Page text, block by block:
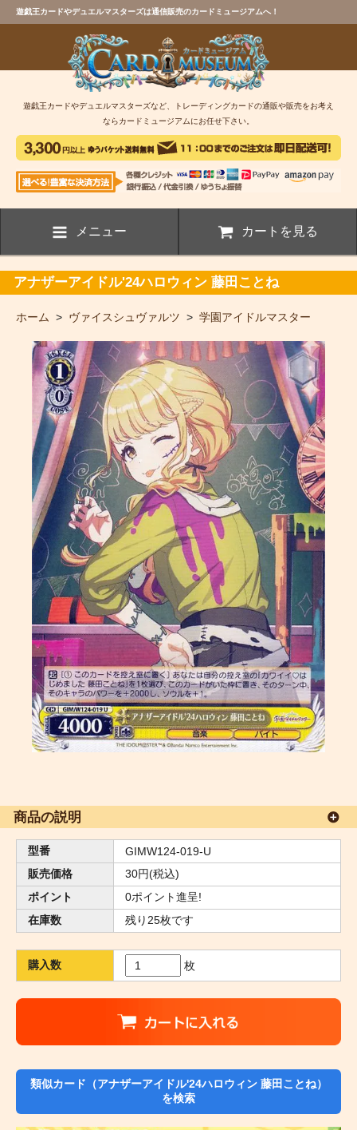
遊戯王カードやデュエルマスターズは通信販売のカードミュージアムへ！
遊戯王カードやデュエルマスターズなど、トレーディングカードの通販や販売をお考え
ならカードミュージアムにお任せ下さい。
メニュー カートを見る
アナザーアイドル'24ハロウィン 藤田ことね
ホーム > ヴァイスシュヴァルツ > 学園アイドルマスター
商品の説明
型番
GIMW124-019-U
販売価格
30円(税込)
ポイント
0ポイント進呈!
在庫数
残り25枚です
購入数 枚
類似カード（アナザーアイドル'24ハロウィン 藤田ことね）
を検索